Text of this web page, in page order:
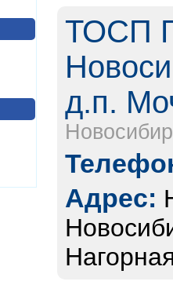
ТОСП
д.п.
Адрес: